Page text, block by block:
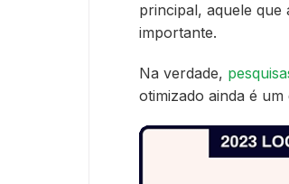
principal, aquele que
importante.
Na verdade,
otimizado ainda é